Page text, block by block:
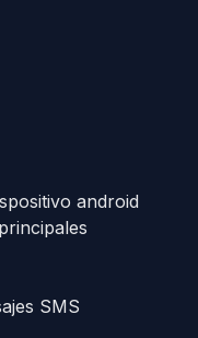
android
SMS